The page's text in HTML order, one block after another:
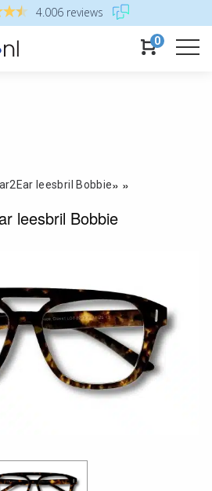
4.006 reviews
0
» »
leesbril Bobbie
leesbril Bobbie